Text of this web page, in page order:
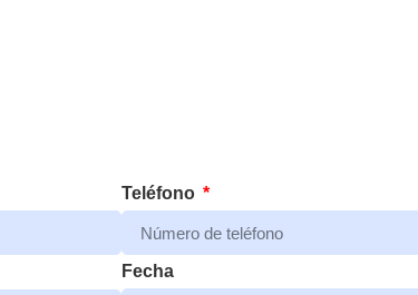
Teléfono
Fecha